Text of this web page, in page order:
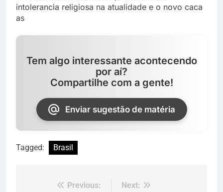
Tem algo interessante acontecendo
por aí?
Compartilhe com a gente!
Enviar sugestão de matéria
Tagged: Brasil
Navegação
Previous: Next: